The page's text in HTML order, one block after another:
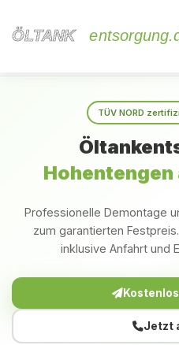
ÖLTANK
ÖLTANK
TÜV NORD
Hohentengen
Professionelle Demontage
zum garantierten
inklusive Anfahrt und
Jetzt